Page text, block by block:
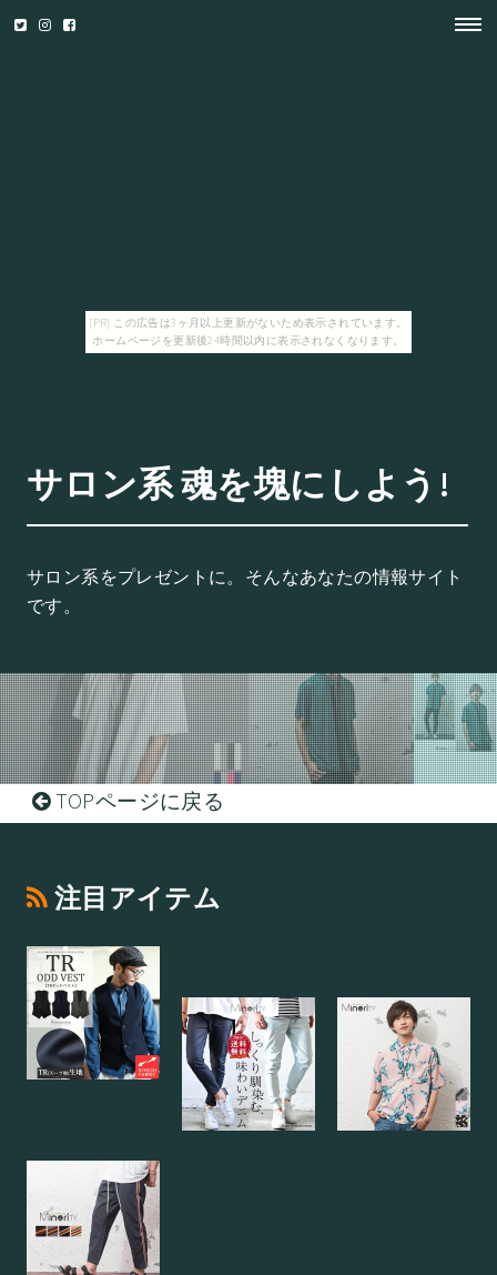
[PR] この広告は3ヶ月以上更新がないため表示されています。
ホームページを更新後24時間以内に表示されなくなります。
サロン系 魂を塊にしよう!
サロン系をプレゼントに。そんなあなたの情報サイト
です。
TOPページに戻る
注目アイテム